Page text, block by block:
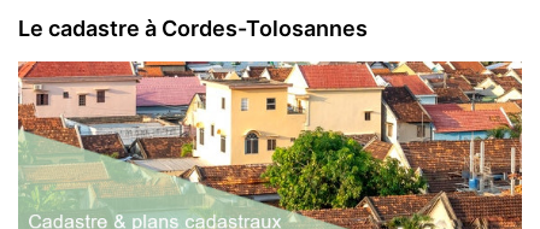
Le cadastre à Cordes-Tolosannes